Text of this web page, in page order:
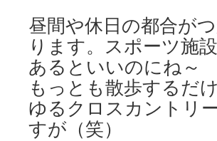
昼間や休日の都合が
ります。スポーツ施
あるといいのにね～
もっとも散歩するだ
ゆるクロスカントリ
すが（笑）